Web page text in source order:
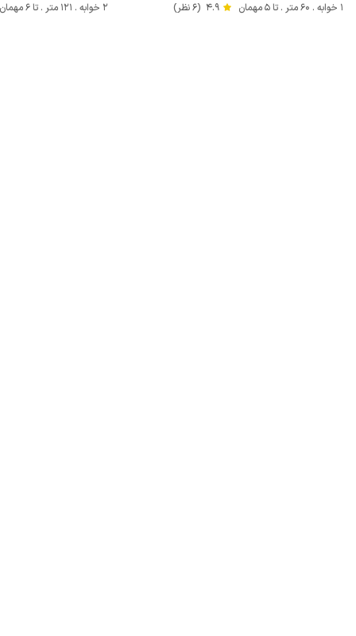
1 خوابه . 60 متر . تا 5 مهمان 4.9 (6 نظر) 2 خوابه . 121 متر . تا 6 مهمان